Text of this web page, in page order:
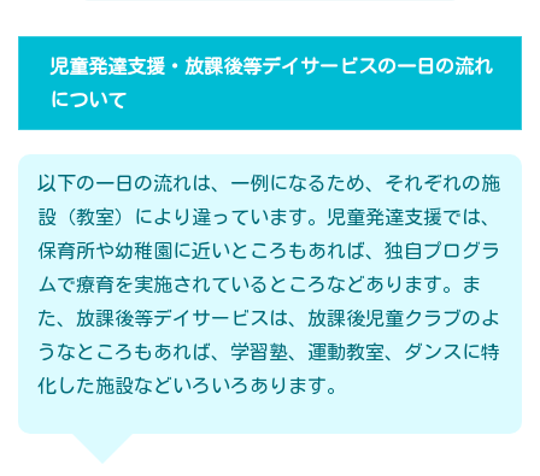
児童発達支援・放課後等デイサービスの一日の流れ
について
以下の一日の流れは、一例になるため、それぞれの施
設（教室）により違っています。児童発達支援では、
保育所や幼稚園に近いところもあれば、独自プログラ
ムで療育を実施されているところなどあります。ま
た、放課後等デイサービスは、放課後児童クラブのよ
うなところもあれば、学習塾、運動教室、ダンスに特
化した施設などいろいろあります。